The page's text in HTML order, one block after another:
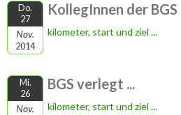
Do.
27
Nov.
2014
KollegInnen der BGS
kilometer, start und ziel ...
Mi.
26
Nov.
BGS verlegt ...
kilometer, start und ziel ...